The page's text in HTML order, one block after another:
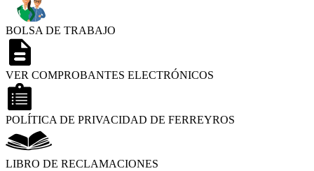
BOLSA DE TRABAJO
VER COMPROBANTES ELECTRÓNICOS
POLÍTICA DE PRIVACIDAD DE FERREYROS
LIBRO DE RECLAMACIONES